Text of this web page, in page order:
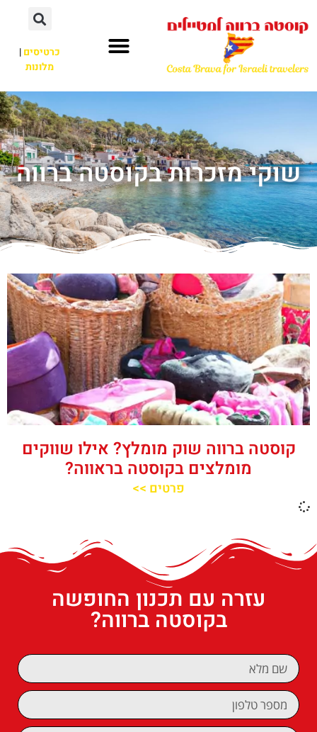
כרטיסים|
מלונות
שוקי מזכרות בקוסטה ברווה
קוסטה ברווה שוק מומלץ? אילו שווקים
מומלצים בקוסטה בראווה?
פרטים >>
עזרה עם תכנון החופשה
בקוסטה ברווה?